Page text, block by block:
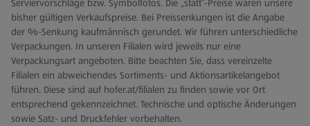
Serviervorschläge bzw. Symbolfotos. Die „statt“-Preise waren unsere
bisher gültigen Verkaufspreise. Bei Preissenkungen ist die Angabe
der %-Senkung kaufmännisch gerundet. Wir führen unterschiedliche
Verpackungen. In unseren Filialen wird jeweils nur eine
Verpackungsart angeboten. Bitte beachten Sie, dass vereinzelte
Filialen ein abweichendes Sortiments- und Aktionsartikelangebot
führen. Diese sind auf hofer.at/filialen zu finden sowie vor Ort
entsprechend gekennzeichnet. Technische und optische Änderungen
sowie Satz- und Druckfehler vorbehalten.